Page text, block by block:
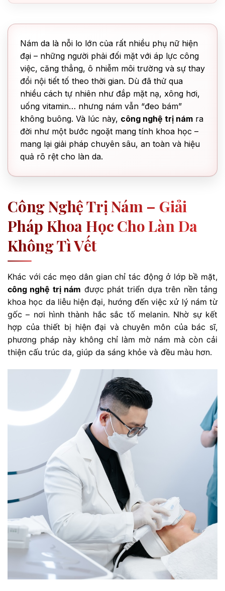
Nám da là nỗi lo lớn của rất nhiều phụ nữ hiện
đại – những người phải đối mặt với áp lực công
việc, căng thẳng, ô nhiễm môi trường và sự thay
đổi nội tiết tố theo thời gian. Dù đã thử qua
nhiều cách tự nhiên như đắp mặt nạ, xông hơi,
uống vitamin… nhưng nám vẫn “đeo bám”
không buông. Và lúc này, công nghệ trị nám ra
đời như một bước ngoặt mang tính khoa học –
mang lại giải pháp chuyên sâu, an toàn và hiệu
quả rõ rệt cho làn da.
Công Nghệ Trị Nám – Giải
Pháp Khoa Học Cho Làn Da
Không Tì Vết
Khác với các mẹo dân gian chỉ tác động ở lớp bề mặt,
công nghệ trị nám được phát triển dựa trên nền tảng
khoa học da liễu hiện đại, hướng đến việc xử lý nám từ
gốc – nơi hình thành hắc sắc tố melanin. Nhờ sự kết
hợp của thiết bị hiện đại và chuyên môn của bác sĩ,
phương pháp này không chỉ làm mờ nám mà còn cải
thiện cấu trúc da, giúp da sáng khỏe và đều màu hơn.